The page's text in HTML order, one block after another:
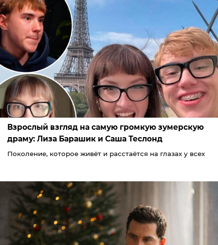
Взрослый взгляд на самую громкую зумерскую
драму: Лиза Барашик и Саша Теслонд
Поколение, которое живёт и расстаётся на глазах у всех